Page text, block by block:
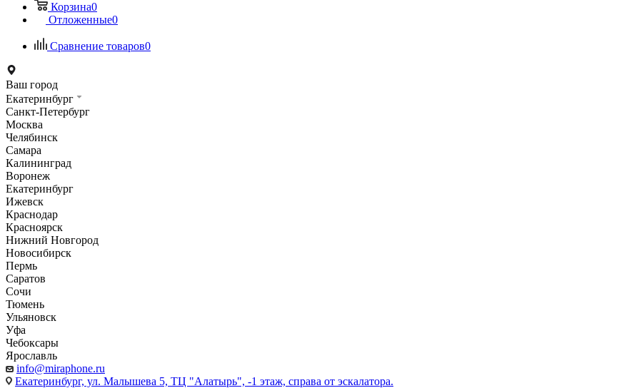
Корзина0
Отложенные0
Сравнение товаров0
Ваш город
Екатеринбург
Санкт-Петербург
Москва
Челябинск
Самара
Калининград
Воронеж
Екатеринбург
Ижевск
Краснодар
Красноярск
Нижний Новгород
Новосибирск
Пермь
Саратов
Сочи
Тюмень
Ульяновск
Уфа
Чебоксары
Ярославль
info@miraphone.ru
Екатеринбург, ул. Малышева 5, ТЦ "Алатырь", -1 этаж, справа от эскалатора.